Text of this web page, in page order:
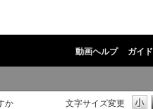
動画ヘルプ ガイド
文字サイズ変更
か